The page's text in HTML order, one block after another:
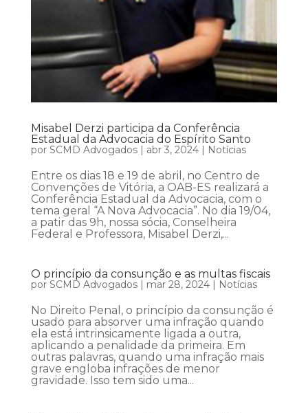
Misabel Derzi participa da Conferência
Estadual da Advocacia do Espírito Santo
por SCMD Advogados| abr 3, 2024| Notícias
Entre os dias 18 e 19 de abril, no Centro de
Convenções de Vitória, a OAB-ES realizará a
Conferência Estadual da Advocacia, com o
tema geral “A Nova Advocacia”. No dia 19/04,
a patir das 9h, nossa sócia, Conselheira
Federal e Professora, Misabel Derzi,...
O princípio da consunção e as multas fiscais
por SCMD Advogados| mar 28, 2024| Notícias
No Direito Penal, o princípio da consunção é
usado para absorver uma infração quando
ela está intrinsicamente ligada a outra,
aplicando a penalidade da primeira. Em
outras palavras, quando uma infração mais
grave engloba infrações de menor
gravidade. Isso tem sido uma...